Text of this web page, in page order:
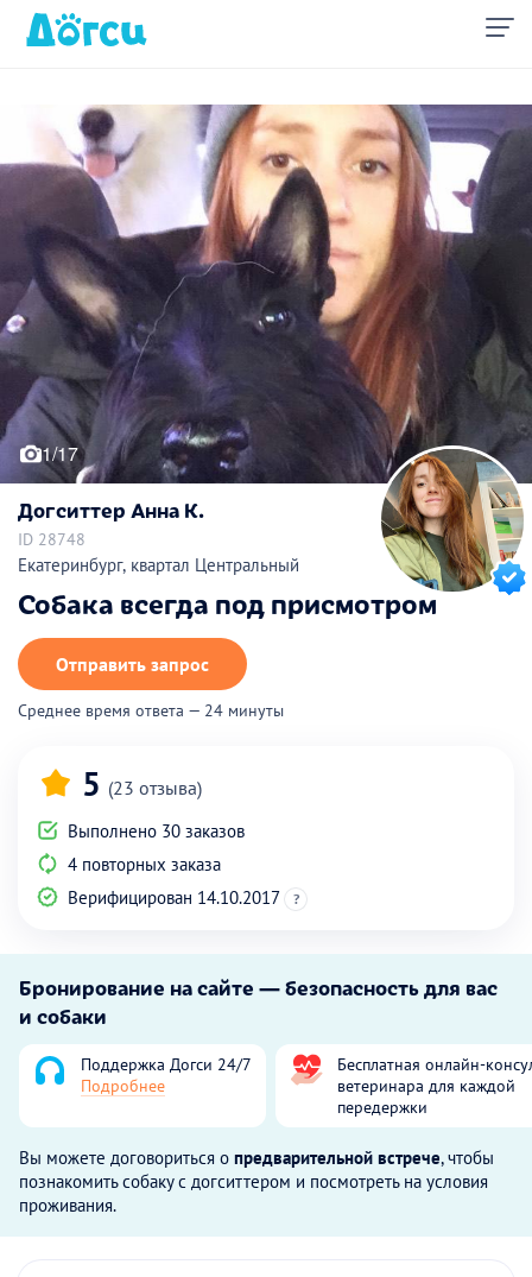
1/17
Догситтер Анна К.
ID 28748
Екатеринбург, квартал Центральный
Собака всегда под присмотром
Отправить запрос
Среднее время ответа — 24 минуты
5 (23 отзыва)
Выполнено 30 заказов
4 повторных заказа
Верифицирован 14.10.2017
?
Бронирование на сайте — безопасность для вас
и собаки
Поддержка Догси 24/7
Подробнее
Бесплатная онлайн-
ветеринара для каждой
передержки
Вы можете договориться о предварительной встрече, чтобы
познакомить собаку с догситтером и посмотреть на условия
проживания.